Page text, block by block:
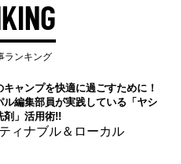
ランキング
キャンプを快適に過ごすために！
ル編集部員が実践している「ヤシ
剤」活用術!!
ィナブル＆ローカル